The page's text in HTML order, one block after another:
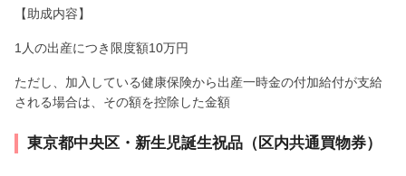
【助成内容】
1人の出産につき限度額10万円
ただし、加入している健康保険から出産一時金の付加給付が支給
される場合は、その額を控除した金額
東京都中央区・新生児誕生祝品（区内共通買物券）